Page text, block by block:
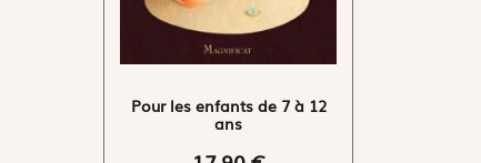
Pour les enfants de 7 à 12
ans